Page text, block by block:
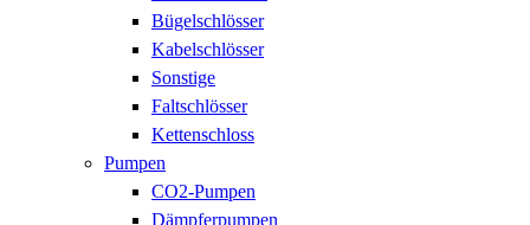
Bügelschlösser
Kabelschlösser
Sonstige
Faltschlösser
Kettenschloss
Pumpen
CO2-Pumpen
Dämpferpumpen